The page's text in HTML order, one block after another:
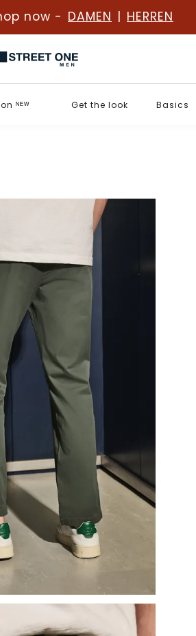
now - DAMEN | HERREN
ᴺᴱᵂ Get the look Basics